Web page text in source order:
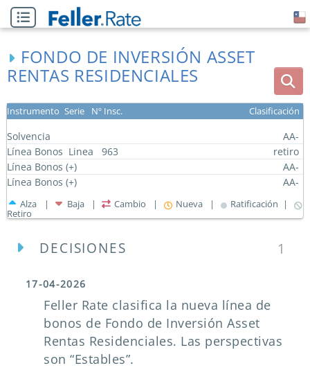
FONDO DE INVERSIÓN ASSET
RENTAS RESIDENCIALES
Instrumento Serie Nº Insc. Clasificación
Solvencia
AA-
Línea Bonos Linea 963
retiro
Línea Bonos (+)
AA-
Línea Bonos (+)
AA-
Alza | Baja | Cambio | Nueva | Ratificación |
Retiro
DECISIONES 1
17-04-2026
Feller Rate clasifica la nueva línea de
bonos de Fondo de Inversión Asset
Rentas Residenciales. Las perspectivas
son “Estables”.